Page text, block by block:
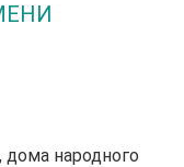
народного